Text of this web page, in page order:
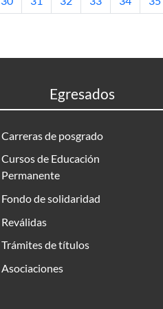
Egresados
Carreras de posgrado
Cursos de Educación
Permanente
Fondo de solidaridad
Reválidas
Trámites de títulos
Asociaciones